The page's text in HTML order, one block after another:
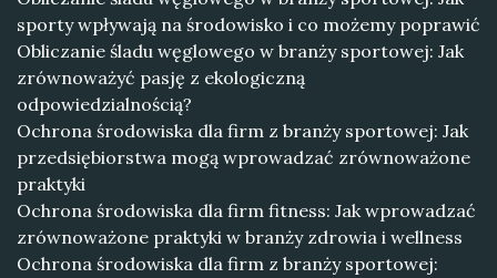
sporty wpływają na środowisko i co możemy poprawić
Obliczanie śladu węglowego w branży sportowej: Jak
zrównoważyć pasję z ekologiczną
odpowiedzialnością?
Ochrona środowiska dla firm z branży sportowej: Jak
przedsiębiorstwa mogą wprowadzać zrównoważone
praktyki
Ochrona środowiska dla firm fitness: Jak wprowadzać
zrównoważone praktyki w branży zdrowia i wellness
Ochrona środowiska dla firm z branży sportowej: